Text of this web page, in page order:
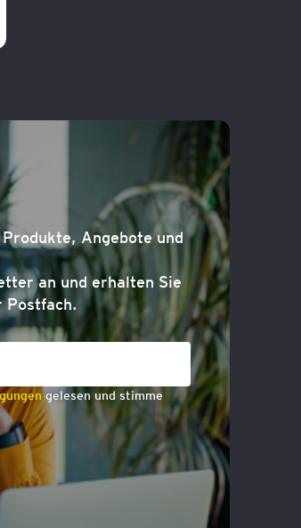
Angebote und
an und erhalten Sie
Postfach.
gelesen und stimme